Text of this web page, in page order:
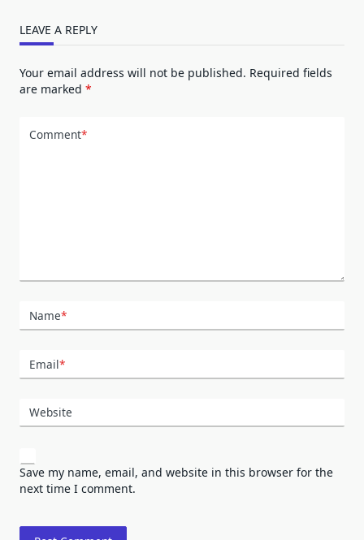
LEAVE A REPLY
Your email address will not be published. Required fields
are marked *
Comment*
Name*
Email*
Website
Save my name, email, and website in this browser for the
next time I comment.